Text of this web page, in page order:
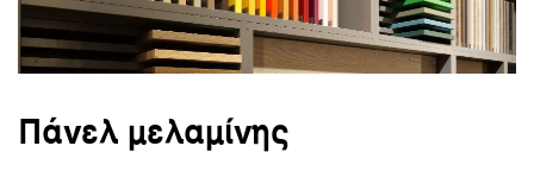
Πάνελ μελαμίνης